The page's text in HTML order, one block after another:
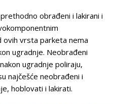
obrađeni i lakirani i
ovih vrsta parketa nema
ugradnje. Neobrađeni
ugradnje poliraju,
najčešće neobrađeni i
hoblovati i lakirati.